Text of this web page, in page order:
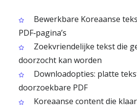
Bewerkbare Koreaanse
PDF‑pagina’s
Zoekvriendelijke tekst die
doorzocht kan worden
Downloadopties: platte
doorzoekbare PDF
Koreaanse content die